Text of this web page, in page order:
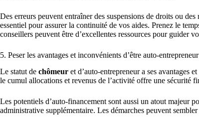
Des erreurs peuvent entraîner des suspensions de droits ou
essentiel pour assurer la continuité de vos aides. Prenez le
conseillers peuvent être d’excellentes ressources pour guider
5. Peser les avantages et inconvénients d’être auto-
Le statut de chômeur et d’auto-entrepreneur a ses avantages
le cumul allocations et revenus de l’activité offre une sécurité
Les potentiels d’auto-financement sont aussi un atout majeur
administrative supplémentaire. Les démarches peuvent